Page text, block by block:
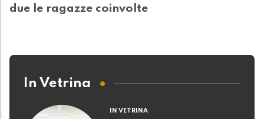
due le ragazze coinvolte
In Vetrina
IN VETRINA